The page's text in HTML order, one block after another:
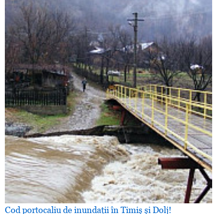
Cod portocaliu de inundaţii în Timiş şi Dolj!